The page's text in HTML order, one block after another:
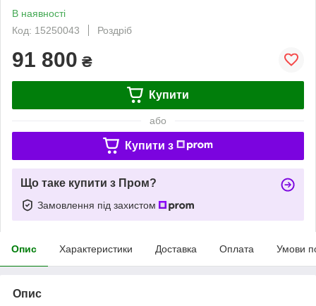
В наявності
Код: 15250043
Роздріб
91 800 ₴
Купити
або
Купити з
Що таке купити з Пром?
Замовлення під захистом
Опис Характеристики Доставка Оплата Умови
Опис